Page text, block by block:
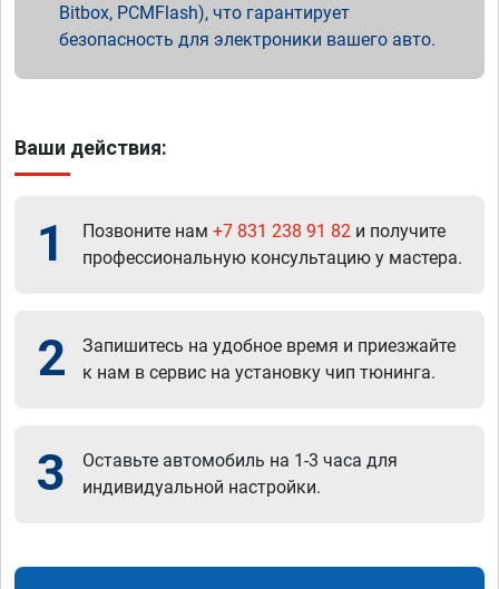
Bitbox, PCMFlash), что гарантирует
безопасность для электроники вашего авто.
Ваши действия:
1 Позвоните нам +7 831 238 91 82 и получите
профессиональную консультацию у мастера.
2
Запишитесь на удобное время и приезжайте
к нам в сервис на установку чип тюнинга.
3
Оставьте автомобиль на 1-3 часа для
индивидуальной настройки.